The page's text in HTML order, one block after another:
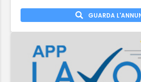
GUARDA